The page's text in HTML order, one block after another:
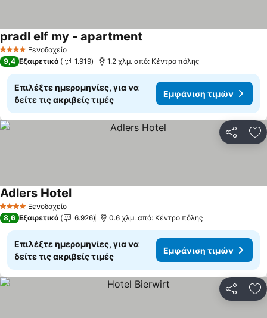
4 ΑστέριαΞενοδοχείο
pradl elf my - apartment
9,4 Εξαιρετικό 1.919 1.2 χλμ. από: Κέντρο πόλης
Επιλέξτε ημερομηνίες, για να
δείτε τις ακριβείς τιμές
Εμφάνιση τιμών
4 ΑστέριαΞενοδοχείο
Adlers Hotel
8,6 Εξαιρετικό 6.926 0.6 χλμ. από: Κέντρο πόλης
Επιλέξτε ημερομηνίες, για να
δείτε τις ακριβείς τιμές
Εμφάνιση τιμών